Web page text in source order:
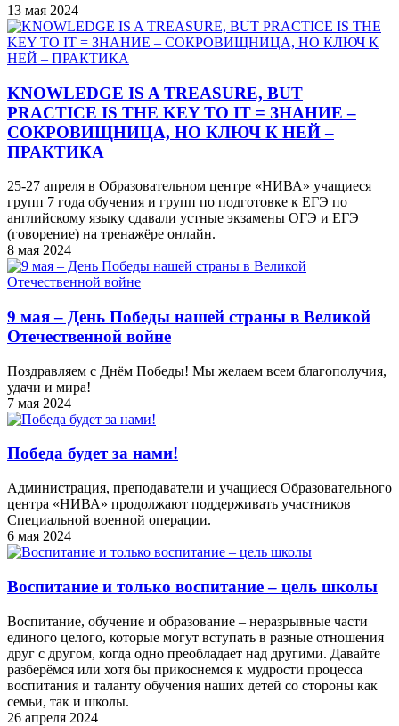
13 мая 2024
KNOWLEDGE IS A TREASURE, BUT
PRACTICE IS THE KEY TO IT = ЗНАНИЕ –
СОКРОВИЩНИЦА, НО КЛЮЧ К НЕЙ –
ПРАКТИКА
25-27 апреля в Образовательном центре «НИВА» учащиеся
групп 7 года обучения и групп по подготовке к ЕГЭ по
английскому языку сдавали устные экзамены ОГЭ и ЕГЭ
(говорение) на тренажёре онлайн.
8 мая 2024
9 мая – День Победы нашей страны в Великой
Отечественной войне
Поздравляем с Днём Победы! Мы желаем всем благополучия,
удачи и мира!
7 мая 2024
Победа будет за нами!
Администрация, преподаватели и учащиеся Образовательного
центра «НИВА» продолжают поддерживать участников
Специальной военной операции.
6 мая 2024
Воспитание и только воспитание – цель школы
Воспитание, обучение и образование – неразрывные части
единого целого, которые могут вступать в разные отношения
друг с другом, когда одно преобладает над другими. Давайте
разберёмся или хотя бы прикоснемся к мудрости процесса
воспитания и таланту обучения наших детей со стороны как
семьи, так и школы.
26 апреля 2024